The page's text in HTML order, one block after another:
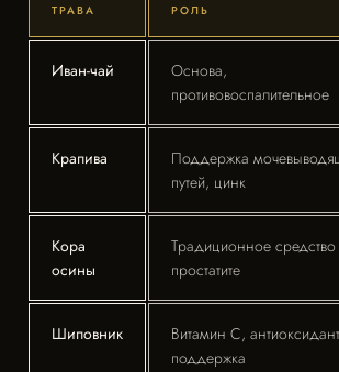
ТРАВА РОЛЬ
Иван-чай
Основа,
противовоспалительное
Крапива
Поддержка
путей, цинк
Кора
осины
Традиционное
простатите
Шиповник
Витамин С,
поддержка